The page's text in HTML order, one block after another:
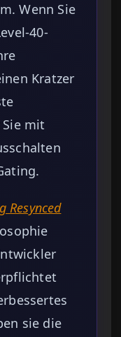
Wenn Sie
40-
Kratzer
mit
Resynced
sie die